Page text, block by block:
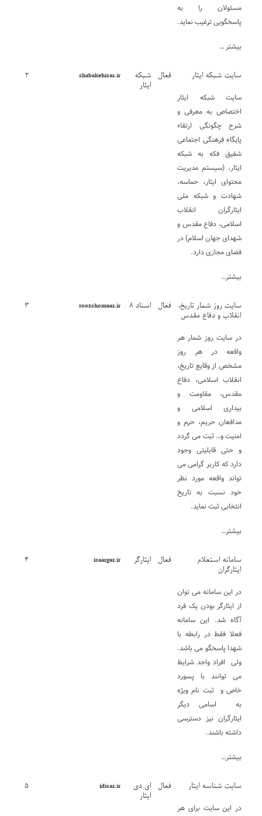
مسئولان را به
پاسخگویی ترغیب نماید.
بیشتر …
سایت شبکه ایثار
سایت شبکه ایثار
اختصاص به معرفی و
شرح چگونگی ارتقاء
پایگاه فرهنگی اجتماعی
شفیق فکه به شبکه
ایثار، (سیستم مدیریت
محتوای ایثار، حماسه،
شهادت و شبکه ملی
ایثارگران انقلاب
اسلامی، دفاع مقدس و
شهدای جهان اسلام) در
فضای مجازی دارد.
بیشتر…
فعال شبکه
ایثار
shabakehisar.ir ۲
سایت روز شمار تاریخ،
انقلاب و دفاع مقدس
در سایت روز شمار هر
واقعه در هر روز
مشخص از وقایع تاریخ،
انقلاب اسلامی، دفاع
مقدس، مقاومت و
بیداری اسلامی و
مدافعان حریم، حرم و
امنیت و… ثبت می گردد
و حتی قابلیتی وجود
دارد که کاربر گرامی می
تواند واقعه مورد نظر
خود نسبت به تاریخ
انتخابی ثبت نماید.
بیشتر…
فعال اسناد ۸ roozshomaar.ir ۳
سامانه استعلام
ایثارگران
در این سامانه می توان
از ایثارگر بودن یک فرد
آگاه شد. این سامانه
فعلا فقط در رابطه با
شهدا پاسخگو می باشد.
ولی افراد واجد شرایط
می توانند با پسورد
خاص و ثبت نام ویژه
به اسامی دیگر
ایثارگران نیز دسترسی
داشته باشند.
بیشتر…
فعال ایثارگر isaargar.ir ۴
سایت شناسه ایثار
در این سایت برای هر
فعال ای دی
ایثار
idisar.ir ۵